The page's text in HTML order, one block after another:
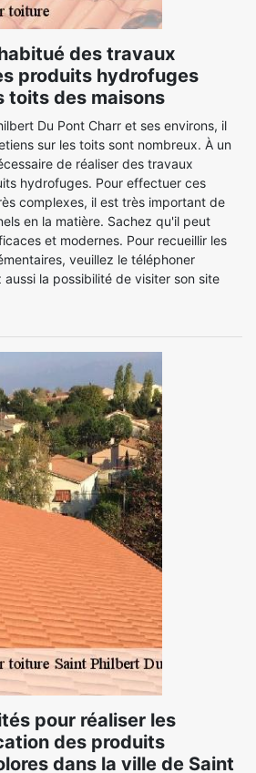
des travaux
produits hydrofuges
toits des maisons
Du Pont Charr et ses environs, il
sur les toits sont nombreux. À un
de réaliser des travaux
hydrofuges. Pour effectuer ces
complexes, il est très important de
en la matière. Sachez qu'il peut
et modernes. Pour recueillir les
veuillez le téléphoner
la possibilité de visiter son site
pour réaliser les
des produits
dans la ville de Saint